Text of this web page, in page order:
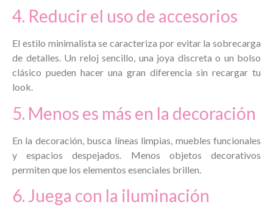
4. Reducir el uso de accesorios
El estilo minimalista se caracteriza por evitar la sobrecarga
de detalles. Un reloj sencillo, una joya discreta o un bolso
clásico pueden hacer una gran diferencia sin recargar tu
look.
5. Menos es más en la decoración
En la decoración, busca líneas limpias, muebles funcionales
y espacios despejados. Menos objetos decorativos
permiten que los elementos esenciales brillen.
6. Juega con la iluminación